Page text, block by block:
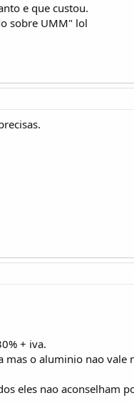
e que custou.
sobre UMM" lol
+ iva.
mas o aluminio nao
eles nao aconselham